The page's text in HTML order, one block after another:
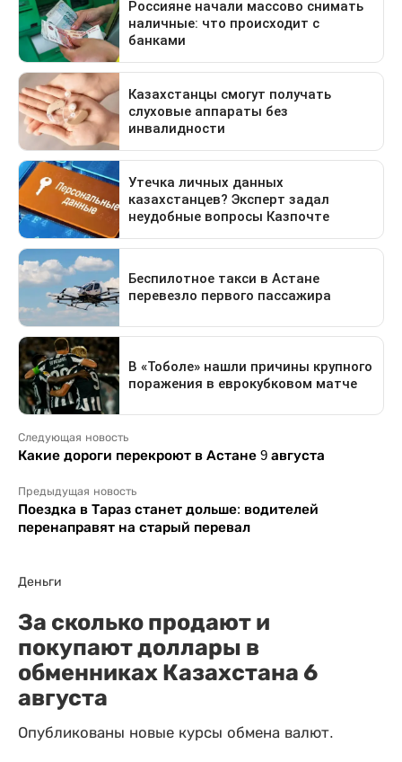
Следующая новость
Какие дороги перекроют в Астане 9 августа
Предыдущая новость
Поездка в Тараз станет дольше: водителей
перенаправят на старый перевал
Деньги
За сколько продают и
покупают доллары в
обменниках Казахстана 6
августа
Опубликованы новые курсы обмена валют.